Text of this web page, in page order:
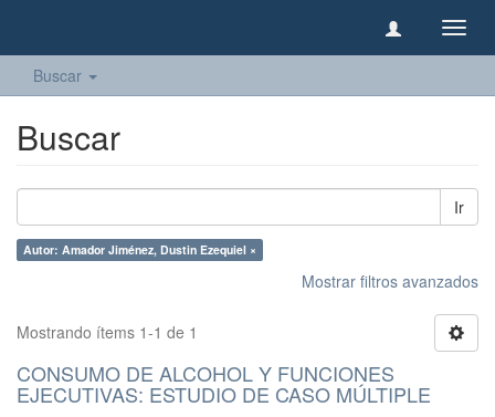
Buscar
Buscar
Ir
Autor: Amador Jiménez, Dustin Ezequiel ×
Mostrar filtros avanzados
Mostrando ítems 1-1 de 1
CONSUMO DE ALCOHOL Y FUNCIONES
EJECUTIVAS: ESTUDIO DE CASO MÚLTIPLE